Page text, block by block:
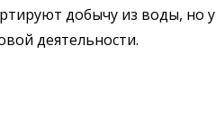
добычу из воды, но у
деятельности.